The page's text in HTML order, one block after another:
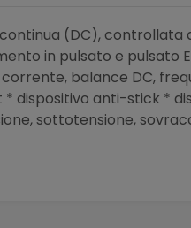
continua (DC),
in pulsato e pulsato
balance DC,
dispositivo anti-stick *
sottotensione,